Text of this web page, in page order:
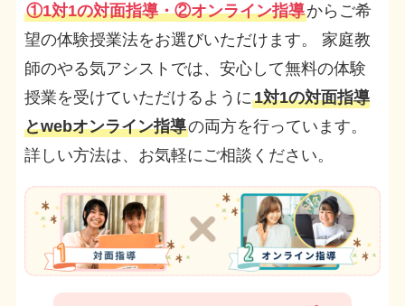
①1対1の対面指導・②オンライン指導からご希
望の体験授業法をお選びいただけます。 家庭教
師のやる気アシストでは、安心して無料の体験
授業を受けていただけるように1対1の対面指導
とwebオンライン指導の両方を行っています。
詳しい方法は、お気軽にご相談ください。